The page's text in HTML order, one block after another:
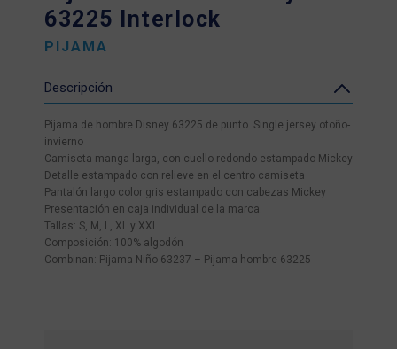
63225 Interlock
PIJAMA
Descripción
Pijama de hombre Disney 63225 de punto. Single jersey otoño-
invierno
Camiseta manga larga, con cuello redondo estampado Mickey
Detalle estampado con relieve en el centro camiseta
Pantalón largo color gris estampado con cabezas Mickey
Presentación en caja individual de la marca.
Tallas: S, M, L, XL y XXL
Composición: 100% algodón
Combinan: Pijama Niño 63237 – Pijama hombre 63225